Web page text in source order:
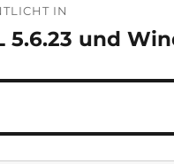
IN
5.6.23 und